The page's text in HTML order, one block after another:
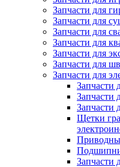
Запчасти для
Запчасти для
Запчасти для
Запчасти для
Запчасти для
Запчасти для
Запчасти для
Запчасти
Запчасти
Запчасти
Щетки
Запчасти